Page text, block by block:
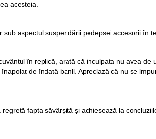
acesteia.
aspectul suspendării pedepsei accesorii în
în replică, arată că inculpata nu avea de
de îndată banii. Apreciază că nu se
fapta săvârșită și achiesează la